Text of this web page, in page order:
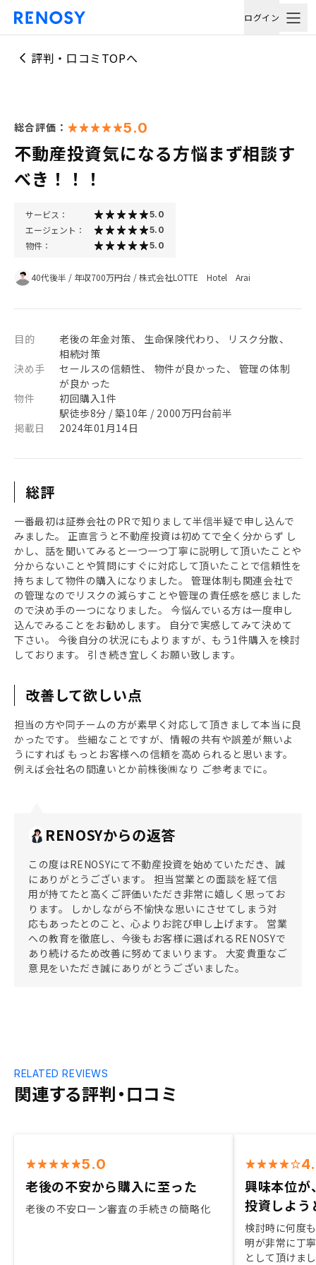
ログイン
評判・口コミTOPへ
総合評価： 5.0
不動産投資気になる方悩まず相談す
べき！！！
サービス： 5.0
エージェント： 5.0
物件： 5.0
40代後半 / 年収700万円台 /株式会社LOTTE Hotel Arai
目的
老後の年金対策、 生命保険代わり、 リスク分散、
相続対策
決め手
セールスの信頼性、 物件が良かった、 管理の体制
が良かった
物件
初回購入1件
駅徒歩8分 / 築10年 / 2000万円台前半
掲載日
2024年01月14日
総評
一番最初は証券会社のPRで知りまして半信半疑で申し込んで
みました。 正直言うと不動産投資は初めてで全く分からず し
かし、話を聞いてみると一つ一つ丁寧に説明して頂いたことや
分からないことや質問にすぐに対応して頂いたことで信頼性を
持ちまして物件の購入になりました。 管理体制も関連会社で
の管理なのでリスクの減らすことや管理の責任感を感じました
ので決め手の一つになりました。 今悩んでいる方は一度申し
込んでみることをお勧めします。 自分で実感してみて決めて
下さい。 今後自分の状況にもよりますが、もう1件購入を検討
しております。 引き続き宜しくお願い致します。
改善して欲しい点
担当の方や同チームの方が素早く対応して頂きまして本当に良
かったです。 些細なことですが、情報の共有や誤差が無いよ
うにすれば もっとお客様への信頼を高められると思います。
例えば会社名の間違いとか前株後㈱なり ご参考までに。
RENOSYからの返答
この度はRENOSYにて不動産投資を始めていただき、誠
にありがとうございます。 担当営業との面談を経て信
用が持てたと高くご評価いただき非常に嬉しく思ってお
ります。 しかしながら不愉快な思いにさせてしまう対
応もあったとのこと、心よりお詫び申し上げます。 営業
への教育を徹底し、今後もお客様に選ばれるRENOSYで
あり続けるため改善に努めてまいります。 大変貴重なご
意見をいただき誠にありがとうございました。
関連する評判・口コミ
RELATED REVIEWS
5.0
老後の不安から購入に至った
老後の不安ローン審査の手続きの簡略化
興味本位が
投資しよう
検討時に何度
明が非常に丁
として頂けま